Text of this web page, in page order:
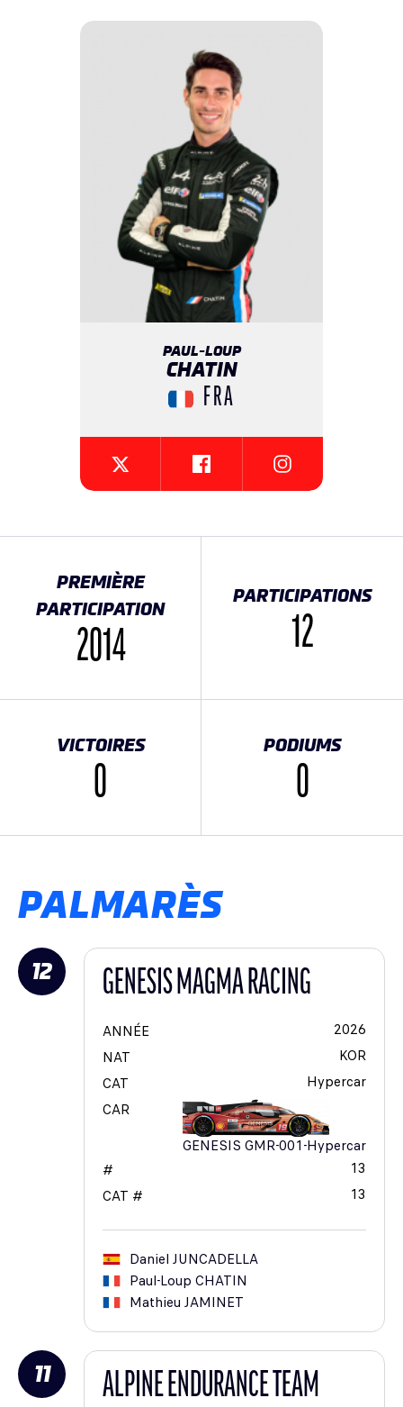
PAUL-LOUP
CHATIN
FRA
{{SEESOCIALNETWORK}}
{{SEESOCIALNETWORK}}
PREMIÈRE
PARTICIPATION
2014
PARTICIPATIONS
12
VICTOIRES
0
PODIUMS
0
PALMARÈS
12 GENESIS MAGMA RACING
ANNÉE
2026
NAT
KOR
CAT
Hypercar
CAR
GENESIS GMR-001-Hypercar
#
13
CAT #
13
Daniel JUNCADELLA
Paul-Loup CHATIN
Mathieu JAMINET
11 ALPINE ENDURANCE TEAM